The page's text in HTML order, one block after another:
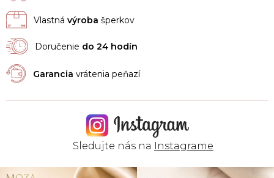
Vlastná výroba šperkov
Doručenie do 24 hodín
Garancia vrátenia peňazí
Sledujte nás na Instagrame